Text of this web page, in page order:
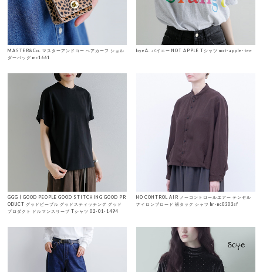
MASTER&Co. マスターアンドコー ヘアカーフ ショル
ダーバッグ mc1661
byeA. バイエー NOT APPLE Tシャツ not-apple-tee
GGG | GOOD PEOPLE GOOD STITCHING GOOD PR
ODUCT グッドピープル グッドスティッチング グッド
プロダクト ドルマンスリーブ Tシャツ 02-01-1494
NO CONTROL AIR ノーコントロールエアー テンセル
ナイロンブロード 裾タック シャツ hr-nc0303sf